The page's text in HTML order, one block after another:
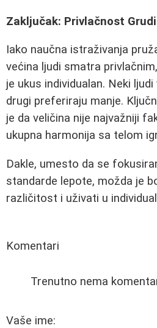
Zaključak: Privlačnost
Iako naučna istraživanja
većina ljudi smatra
je ukus individualan. Neki
drugi preferiraju manje.
je da veličina nije najvažniji
ukupna harmonija sa telom
Dakle, umesto da se
standarde lepote, možda je
različitost i uživati u
Komentari
Trenutno nema
Vaše ime: